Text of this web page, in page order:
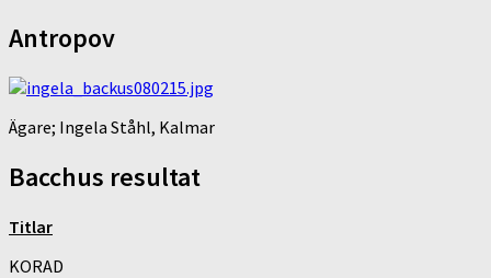
Antropov
Ägare; Ingela Ståhl, Kalmar
Bacchus resultat
Titlar
KORAD